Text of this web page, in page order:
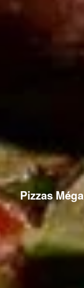
Pizzas Méga